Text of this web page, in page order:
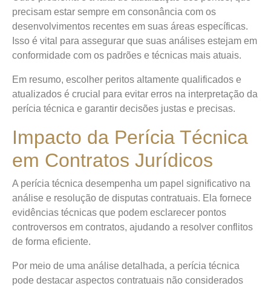
precisam estar sempre em consonância com os
desenvolvimentos recentes em suas áreas específicas.
Isso é vital para assegurar que suas análises estejam em
conformidade com os padrões e técnicas mais atuais.
Em resumo, escolher peritos altamente qualificados e
atualizados é crucial para evitar erros na interpretação da
perícia técnica e garantir decisões justas e precisas.
Impacto da Perícia Técnica
em Contratos Jurídicos
A perícia técnica desempenha um papel significativo na
análise e resolução de disputas contratuais. Ela fornece
evidências técnicas que podem esclarecer pontos
controversos em contratos, ajudando a resolver conflitos
de forma eficiente.
Por meio de uma análise detalhada, a perícia técnica
pode destacar aspectos contratuais não considerados